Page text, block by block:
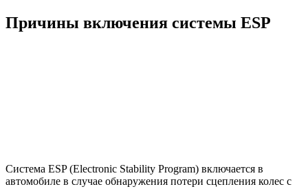
Причины включения системы ESP
Система ESP (Electronic Stability Program) включается в
автомобиле в случае обнаружения потери сцепления колес с